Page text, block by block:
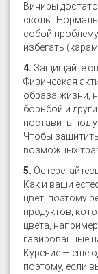
Виниры
сколы.
собой
избегать
4. Защищайте
Физическая
образа жизни,
борьбой и
поставить под
Чтобы
возможных
5.
Как и ваши
цвет, поэтому
продуктов,
цвета,
газированные
Курение — еще
поэтому, если